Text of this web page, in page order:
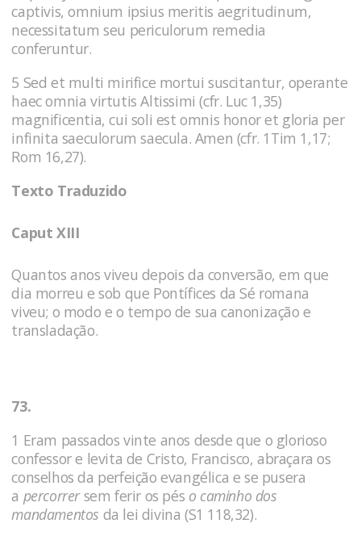
captivis, omnium ipsius meritis aegritudinum,
necessitatum seu periculorum remedia
conferuntur.
5 Sed et multi mirifice mortui suscitantur, operante
haec omnia virtutis Altissimi (cfr. Luc 1,35)
magnificentia, cui soli est omnis honor et gloria per
infinita saeculorum saecula. Amen (cfr. 1Tim 1,17;
Rom 16,27).
Texto Traduzido
Caput XIII
Quantos anos viveu depois da conversão, em que
dia morreu e sob que Pontífices da Sé romana
viveu; o modo e o tempo de sua canonização e
transladação.
73.
1 Eram passados vinte anos desde que o glorioso
confes­sor e levita de Cristo, Francisco, abraçara os
conselhos da perfeição evangélica e se pusera
a percorrersem ferir os pés o ca­minho dos
mandamentos da lei divina (S1 118,32).